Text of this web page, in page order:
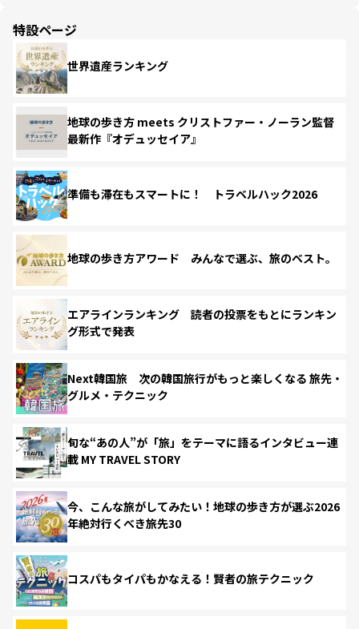
特設ページ
世界遺産ランキング
地球の歩き方 meets クリストファー・ノーラン監督
最新作『オデュッセイア』
準備も滞在もスマートに！ トラベルハック2026
地球の歩き方アワード みんなで選ぶ、旅のベスト。
エアラインランキング 読者の投票をもとにランキン
グ形式で発表
Next韓国旅 次の韓国旅行がもっと楽しくなる 旅先・
グルメ・テクニック
旬な“あの人”が「旅」をテーマに語るインタビュー連
載 MY TRAVEL STORY
今、こんな旅がしてみたい！地球の歩き方が選ぶ2026
年絶対行くべき旅先30
コスパもタイパもかなえる！賢者の旅テクニック